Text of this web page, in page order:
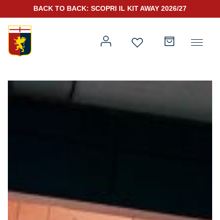
Genoa for Special
Kit Gara 25/26
BACK TO BACK: SCOPRI IL KIT AWAY 2026/27